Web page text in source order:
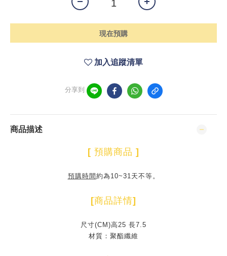
現在預購
加入追蹤清單
分享到
商品描述
[ 預購商品 ]
預購時間 約為10~31天不等。
[商品詳情]
尺寸(CM)高25 長7.5
材質：聚酯纖維